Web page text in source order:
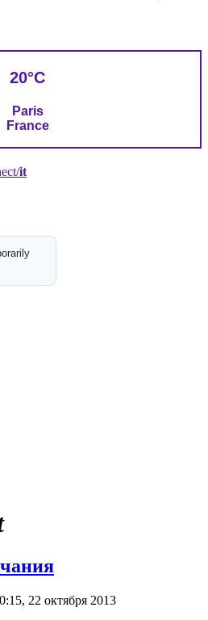
20°C
Paris
France
it
0:15, 22 октября 2013